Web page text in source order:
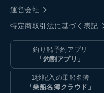
運営会社
特定商取引法に基づく表記
釣り船予約アプリ
「釣割アプリ」
1秒記入の乗船名簿
「乗船名簿クラウド」